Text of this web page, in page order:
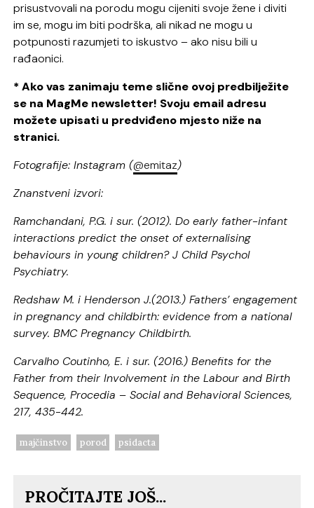
prisustvovali na porodu mogu cijeniti svoje žene i diviti
im se, mogu im biti podrška, ali nikad ne mogu u
potpunosti razumjeti to iskustvo – ako nisu bili u
rađaonici.
* Ako vas zanimaju teme slične ovoj predbilježite
se na MagMe newsletter! Svoju email adresu
možete upisati u predviđeno mjesto niže na
stranici.
Fotografije: Instagram (@emitaz)
Znanstveni izvori:
Ramchandani, P.G. i sur. (2012). Do early father-infant
interactions predict the onset of externalising
behaviours in young children? J Child Psychol
Psychiatry.
Redshaw M. i Henderson J.(2013.) Fathers’ engagement
in pregnancy and childbirth: evidence from a national
survey. BMC Pregnancy Childbirth.
Carvalho Coutinho, E. i sur. (2016.) Benefits for the
Father from their Involvement in the Labour and Birth
Sequence, Procedia – Social and Behavioral Sciences,
217, 435-442.
majčinstvo porod psidacta
PROČITAJTE JOŠ...